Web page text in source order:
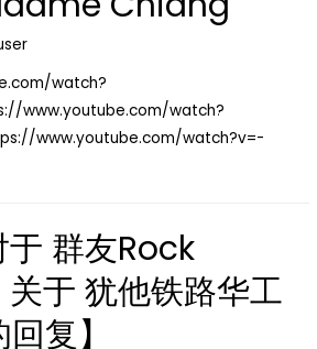
watch?
www.youtube.com/watch?
www.youtube.com/watch?v=-
群友Rock
于 犹他铁路华工
复】